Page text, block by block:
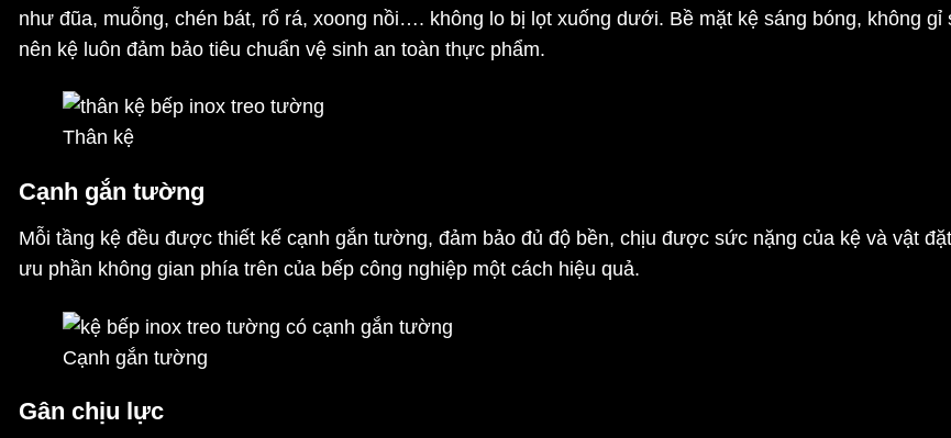
như đũa, muỗng, chén bát, rổ rá, xoong nồi…. không lo bị lọt xuống dưới. Bề mặt kệ sáng bóng, không
nên kệ luôn đảm bảo tiêu chuẩn vệ sinh an toàn thực phẩm.
Thân kệ
Cạnh gắn tường
Mỗi tầng kệ đều được thiết kế cạnh gắn tường, đảm bảo đủ độ bền, chịu được sức nặng của kệ và vật
ưu phần không gian phía trên của bếp công nghiệp một cách hiệu quả.
Cạnh gắn tường
Gân chịu lực